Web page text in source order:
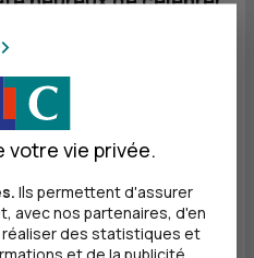
au service
culturel et
de
musicale des
votre vie privée.
Ils permettent d'assurer
avec nos partenaires, d'en
des statistiques et
et de la publicité